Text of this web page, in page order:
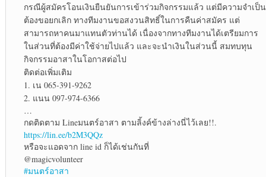
กรณีผู้สมัครโอนเงินยืนยันการเข้าร่วมกิจกรรมแล้ว แต่มีความจำเป็น
ต้องขอยกเลิก ทางทีมงานขอสงวนสิทธิ์ในการคืนค่าสมัคร แต่
สามารถหาคนมาแทนตัวท่านได้ เนื่องจากทางทีมงานได้เตรียมการ
ในส่วนที่ต้องมีค่าใช้จ่ายไปแล้ว และจะนำเงินในส่วนนี้ สมทบทุน
กิจกรรมอาสาในโอกาสต่อไป
ติดต่อเพิ่มเติม
1. เน 065-391-9262
2. แนน 097-974-6366
…
กดติดตาม Lineมนตร์อาสา ตามลิ้งค์ข้างล่างนี่ไว้เลย!!.
https://lin.ee/b2M3QQz
หรือจะแอดจาก line id ก็ได้เช่นกันที่
@magicvolunteer
#มนตร์อาสา